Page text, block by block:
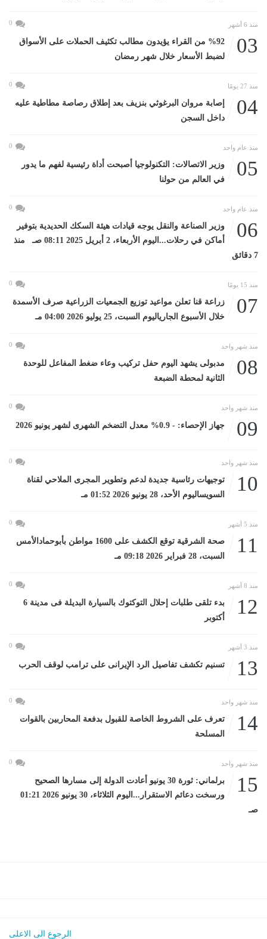
منذ 6 أشهر 0
03
%92 من القراء يؤيدون مطالب تكثيف الحملات على الأسواق
لضبط الأسعار خلال شهر رمضان
منذ 27 يومًا 0
04
إصابة مروان البرغوثي بنزيف بعد إطلاق رصاصة مطاطية عليه
داخل السجن
منذ عام واحد 0
05
وزير الاتصالات: التكنولوجيا أصبحت أداة رئيسية لفهم ما يدور
في العالم من حولنا
منذ عام واحد 0
06
وزير الصناعة والنقل يوجه قيادات هيئة السكك الحديدية بتوفير
أماكن في رحلات...اليوم الأربعاء، 2 أبريل 2025 08:11 صـ منذ
7 دقائق
منذ 15 يومًا 0
07
زراعة قنا تعلن مواعيد توزيع الجمعيات الزراعية صرف الأسمدة
خلال الأسبوع الجارياليوم السبت، 25 يوليو 2026 04:00 مـ
منذ شهر واحد 0
08
مدبولى يشهد اليوم حفل تركيب وعاء ضغط المفاعل للوحدة
الثانية لمحطة الضبعة
منذ شهر واحد 0
09 جهاز الإحصاء: - 0.9% معدل التضخم الشهرى لشهر يونيو 2026
منذ شهر واحد 0
10
توجيهات رئاسية جديدة لدعم وتطوير المجرى الملاحي لقناة
السويساليوم الأحد، 28 يونيو 2026 01:52 مـ
منذ 5 أشهر 0
11
صحة الشرقية توقع الكشف على 1600 مواطن بأبوحمادالأمس
السبت، 28 فبراير 2026 09:18 مـ
منذ 8 أشهر 0
12
بدء تلقى طلبات إحلال التوكتوك بالسيارة البديلة فى مدينة 6
أكتوبر
منذ 3 أشهر 0
13 تسنيم تكشف تفاصيل الرد الإيرانى على ترامب لوقف الحرب
منذ شهر واحد 0
14
تعرف على الشروط الخاصة للقبول بدفعة المحاربين بالقوات
المسلحة
منذ شهر واحد 0
15
برلماني: ثورة 30 يونيو أعادت الدولة إلى مسارها الصحيح
ورسخت دعائم الاستقرار...اليوم الثلاثاء، 30 يونيو 2026 01:21
صـ
الرجوع الى الاعلى